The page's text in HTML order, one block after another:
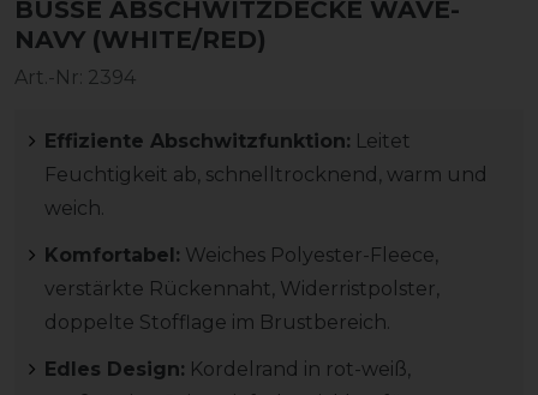
BUSSE ABSCHWITZDECKE WAVE-
NAVY (WHITE/RED)
Art.-Nr: 2394
Effiziente Abschwitzfunktion: Leitet
Feuchtigkeit ab, schnelltrocknend, warm und
weich.
Komfortabel: Weiches Polyester-Fleece,
verstärkte Rückennaht, Widerristpolster,
doppelte Stofflage im Brustbereich.
Edles Design: Kordelrand in rot-weiß,